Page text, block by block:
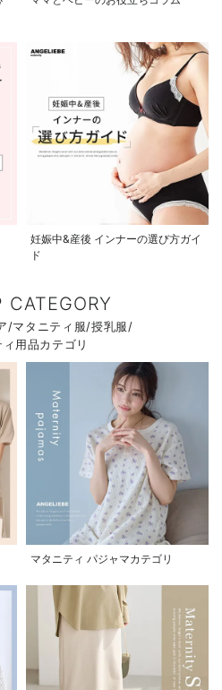
妊娠中&産後 インナーの選び方ガイ
ド
CATEGORY
/マタニティ服/授乳服/
用品カテゴリ
マタニティ パジャマカテゴリ